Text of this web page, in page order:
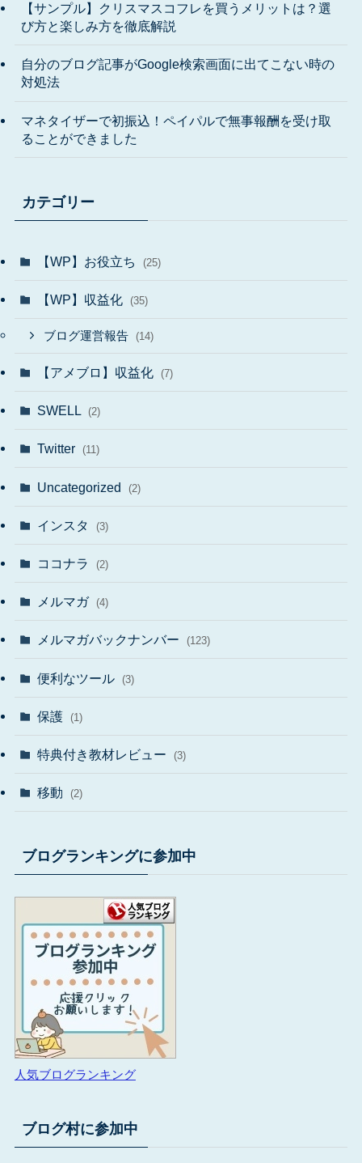
【サンプル】クリスマスコフレを買うメリットは？選
び方と楽しみ方を徹底解説
自分のブログ記事がGoogle検索画面に出てこない時の
対処法
マネタイザーで初振込！ペイパルで無事報酬を受け取
ることができました
カテゴリー
【WP】お役立ち (25)
【WP】収益化 (35)
ブログ運営報告 (14)
【アメブロ】収益化 (7)
SWELL (2)
Twitter (11)
Uncategorized (2)
インスタ (3)
ココナラ (2)
メルマガ (4)
メルマガバックナンバー (123)
便利なツール (3)
保護 (1)
特典付き教材レビュー (3)
移動 (2)
ブログランキングに参加中
人気ブログランキング
ブログ村に参加中